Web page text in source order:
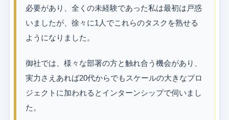
必要があり、全くの未経験であった私は最初は戸惑
いましたが、徐々に1人でこれらのタスクを熟せる
ようになりました。
御社では、様々な部署の方と触れ合う機会があり、
実力さえあれば20代からでもスケールの大きなプロ
ジェクトに加われるとインターンシップで伺いまし
た。